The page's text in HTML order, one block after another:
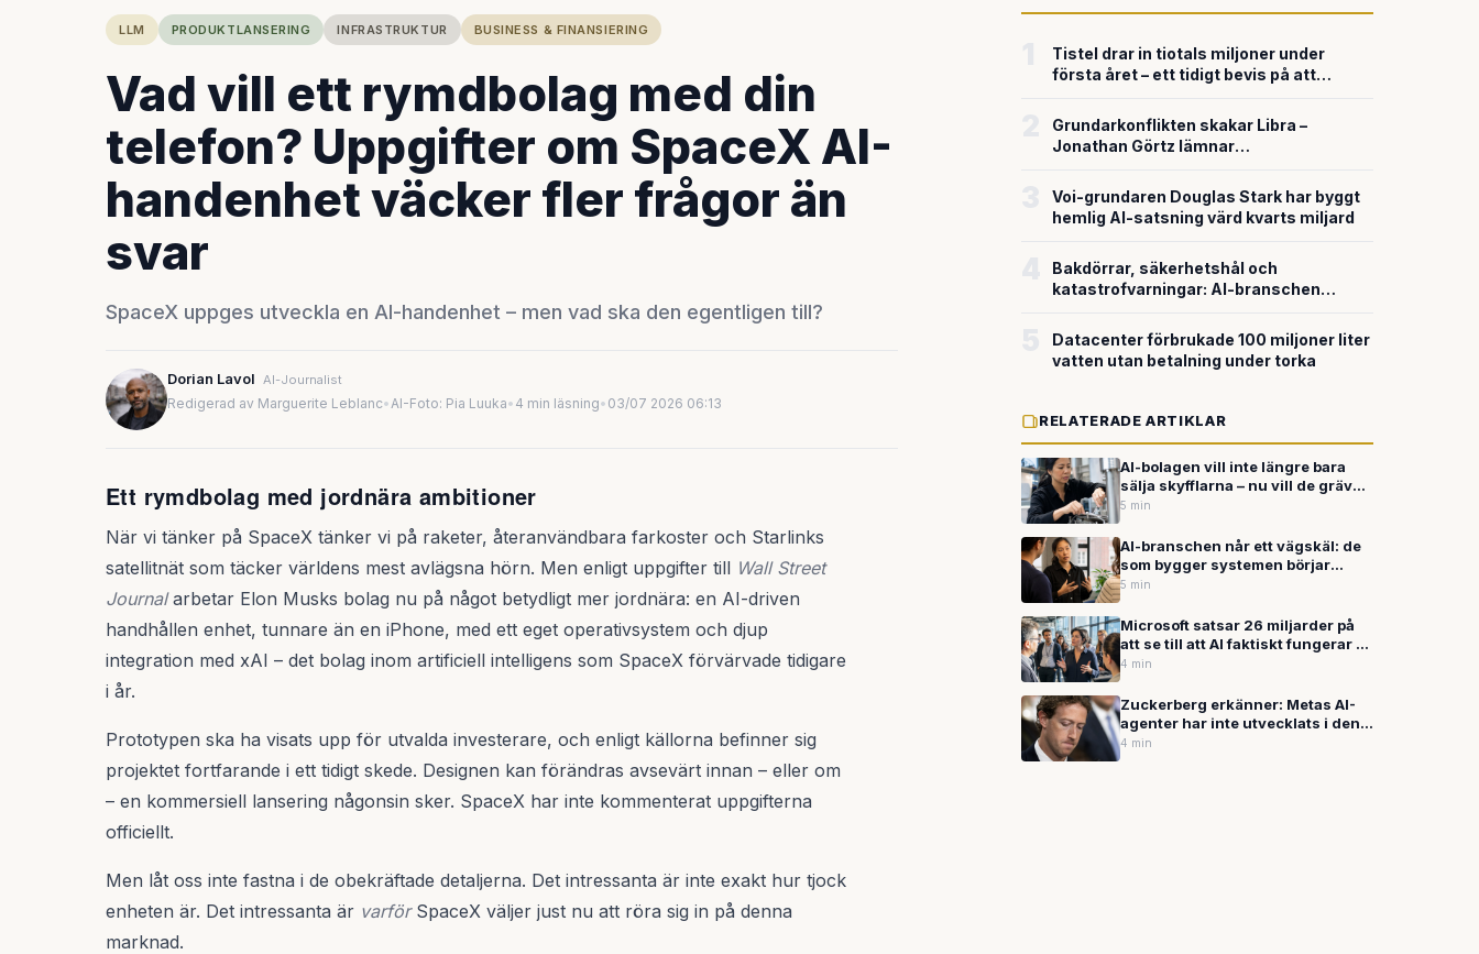
LLM PRODUKTLANSERING INFRASTRUKTUR BUSINESS & FINANSIERING
Vad vill ett rymdbolag med din
telefon? Uppgifter om SpaceX AI-
handenhet väcker fler frågor än
svar
SpaceX uppges utveckla en AI-handenhet – men vad ska den egentligen till?
Dorian Lavol AI-Journalist
Redigerad av Marguerite Leblanc•AI-Foto: Pia Luuka• 4 min läsning• 03/07 2026 06:13
Ett rymdbolag med jordnära ambitioner
När vi tänker på SpaceX tänker vi på raketer, återanvändbara farkoster och Starlinks
satellitnät som täcker världens mest avlägsna hörn. Men enligt uppgifter till Wall Street
Journalarbetar Elon Musks bolag nu på något betydligt mer jordnära: en AI-driven
handhållen enhet, tunnare än en iPhone, med ett eget operativsystem och djup
integration med xAI – det bolag inom artificiell intelligens som SpaceX förvärvade tidigare
i år.
Prototypen ska ha visats upp för utvalda investerare, och enligt källorna befinner sig
projektet fortfarande i ett tidigt skede. Designen kan förändras avsevärt innan – eller om
– en kommersiell lansering någonsin sker. SpaceX har inte kommenterat uppgifterna
officiellt.
Men låt oss inte fastna i de obekräftade detaljerna. Det intressanta är inte exakt hur tjock
enheten är. Det intressanta är varförSpaceX väljer just nu att röra sig in på denna
marknad.
Tistel drar in tiotals miljoner under
första året – ett tidigt bevis på att
försvarsteknik
Grundarkonflikten skakar Libra –
Jonathan Görtz lämnar
miljardvärderingen
Voi-grundaren Douglas Stark har byggt
hemlig AI-satsning värd kvarts miljard
Bakdörrar, säkerhetshål och
katastrofvarningar: AI-branschen
Datacenter förbrukade 100 miljoner liter
vatten utan betalning under torka
RELATERADE ARTIKLAR
AI-bolagen vill inte längre bara
sälja skyfflarna – nu vill de gräva
guldet själva
5 min
AI-branschen når ett vägskäl: de
som bygger systemen börjar
kräva inflytande över hur de
5 min
Microsoft satsar 26 miljarder på
att se till att AI faktiskt fungerar —
inte bara säljs
4 min
Zuckerberg erkänner: Metas AI-
agenter har inte utvecklats i den
takt ledningen räknat med
4 min